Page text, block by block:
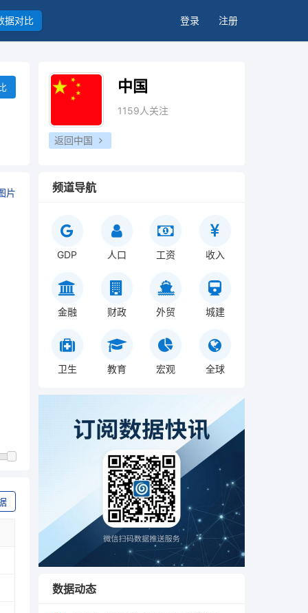
据对比 登录 注册
片
中国
1159人关注
返回中国
频道导航
GDP 人口 工资 收入
金融 财政 外贸 城建
卫生 教育 宏观 全球
数据动态